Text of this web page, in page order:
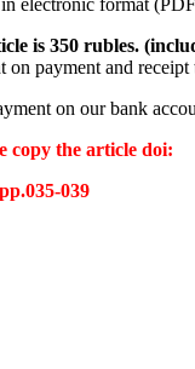
is 350 rubles.
on payment and
on our bank
copy the article doi:
039